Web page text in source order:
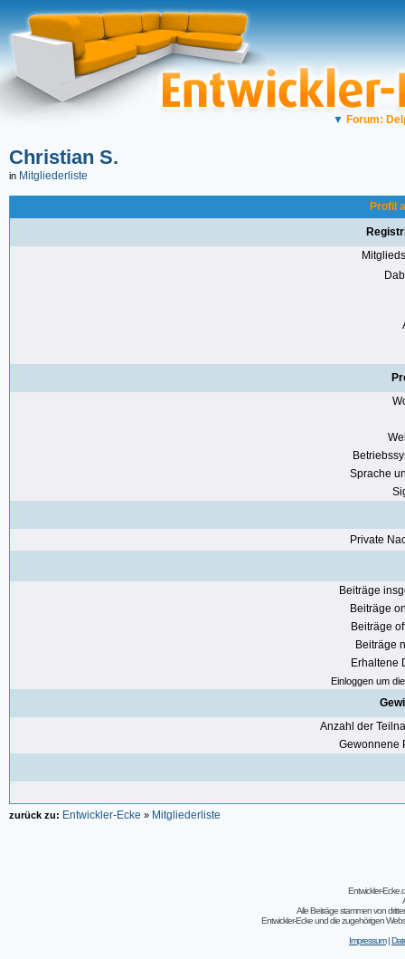
▼ Forum:
Christian S.
in Mitgliederliste
Profil
Sprache
Private
Beiträge
Beiträge
Beiträge
Beiträge
Erhaltene
Einloggen um
Anzahl der
Gewonnene
zurück zu: Entwickler-Ecke » Mitgliederliste
Entwickler-
Alle Beiträge stammen von
Entwickler-Ecke und die zugehörigen
Impressum|